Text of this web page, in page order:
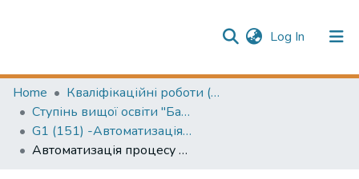
Log In (current)
Communities & Collections
All of Repository
Publication information
Home
Кваліфікаційні роботи (Graduation projects)
Ступінь вищої освіти "Бакалавр" (Higher education degree Bachelor's)
G1 (151) -Автоматизація та комп’ютерно-інтегровані технології
Автоматизація процесу управління збутом і просуванням морозива «Біла береза» на ТОВ «Міталі»